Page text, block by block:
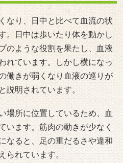
られています。
態では血液の巡りがさらに滞
す。その結果として神経が刺
感じるケースがあると言われ
pain/leg-pain-causes
condition/sciatica.html